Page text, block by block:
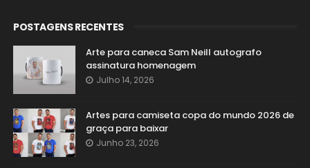
POSTAGENS RECENTES
Arte para caneca Sam Neill autografo
assinatura homenagem
Julho 14, 2026
Artes para camiseta copa do mundo 2026 de
graça para baixar
Junho 23, 2026